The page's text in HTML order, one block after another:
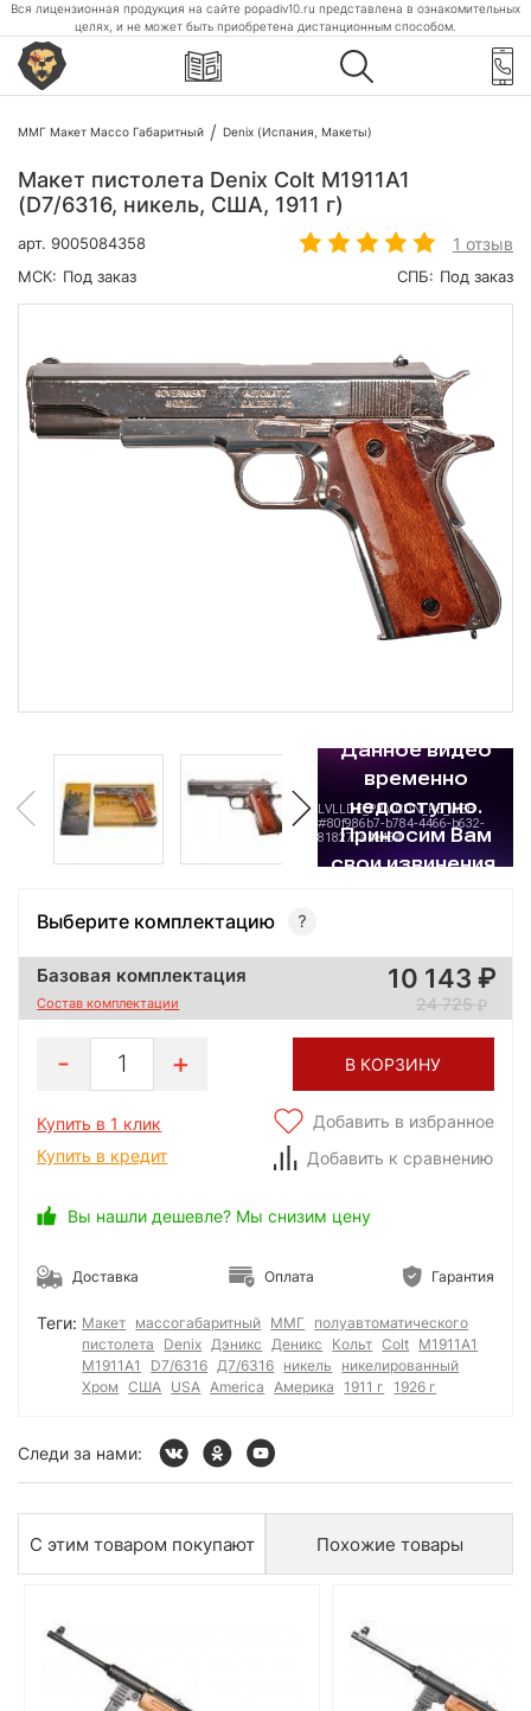
Вся лицензионная продукция на сайте popadiv10.ru представлена в ознакомительных
целях, и не может быть приобретена дистанционным способом.
ММГ Макет Массо Габаритный Denix (Испания, Макеты)
Макет пистолета Denix Colt M1911A1
(D7/6316, никель, США, 1911 г)
арт. 9005084358 1 отзыв
МСК: Под заказ СПБ: Под заказ
Выберите комплектацию
Базовая комплектация
Состав комплектации
10 143
24 725
1 В КОРЗИНУ
Купить в 1 клик
Купить в кредит
Добавить в избранное
Добавить к сравнению
Вы нашли дешевле? Мы снизим цену
Доставка Оплата Гарантия
Теги: Макет массогабаритный ММГ полуавтоматического
пистолета
Denix Дэникс Деникс Кольт Colt M1911A1
М1911А1
D7/6316 Д7/6316 никель
никелированный
Хром
США USA America Америка 1911 г 1926 г
Следи за нами:
С этим товаром покупают Похожие товары